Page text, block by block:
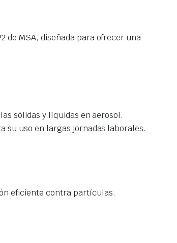
de MSA, diseñada para ofrecer una
sólidas y líquidas en aerosol.
su uso en largas jornadas laborales.
eficiente contra partículas.